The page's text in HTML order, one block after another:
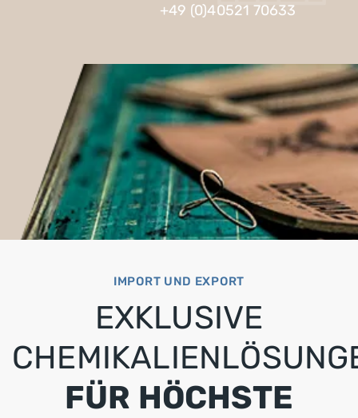
+49 (0)40521 70633
IMPORT UND EXPORT
EXKLUSIVE
FÜR HÖCHSTE